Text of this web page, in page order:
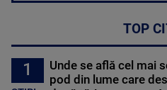
TOP
1
Unde se află cel mai
pod din lume care